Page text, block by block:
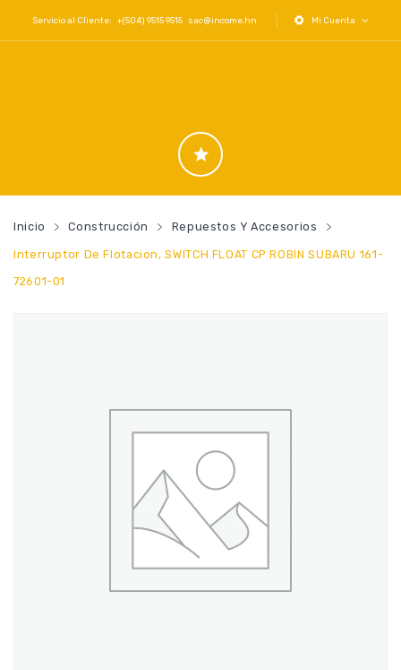
Servicio al Cliente: +(504) 9515 9515 sac@income.hn Mi Cuenta
Inicio Construcción Repuestos Y Accesorios
Interruptor De Flotacion, SWITCH FLOAT CP ROBIN SUBARU 161-
72601-01